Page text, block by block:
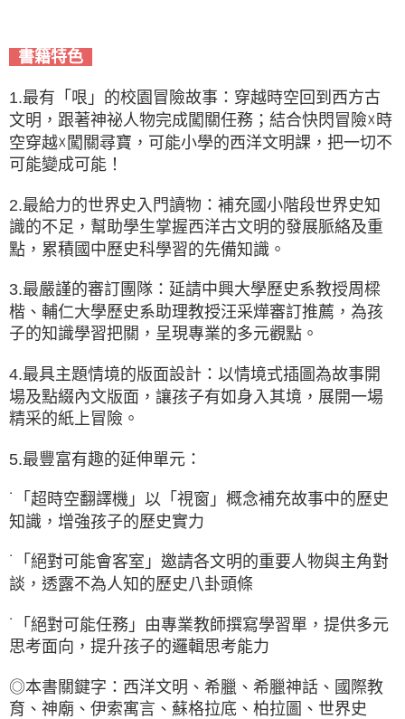
書籍特色
1.最有「哏」的校園冒險故事：穿越時空回到西方古
文明，跟著神祕人物完成闖關任務；結合快閃冒險☓時
空穿越☓闖關尋寶，可能小學的西洋文明課，把一切不
可能變成可能！
2.最給力的世界史入門讀物：補充國小階段世界史知
識的不足，幫助學生掌握西洋古文明的發展脈絡及重
點，累積國中歷史科學習的先備知識。
3.最嚴謹的審訂團隊：延請中興大學歷史系教授周樑
楷、輔仁大學歷史系助理教授汪采燁審訂推薦，為孩
子的知識學習把關，呈現專業的多元觀點。
4.最具主題情境的版面設計：以情境式插圖為故事開
場及點綴內文版面，讓孩子有如身入其境，展開一場
精采的紙上冒險。
5.最豐富有趣的延伸單元：
˙「超時空翻譯機」以「視窗」概念補充故事中的歷史
知識，增強孩子的歷史實力
˙「絕對可能會客室」邀請各文明的重要人物與主角對
談，透露不為人知的歷史八卦頭條
˙「絕對可能任務」由專業教師撰寫學習單，提供多元
思考面向，提升孩子的邏輯思考能力
◎本書關鍵字：西洋文明、希臘、希臘神話、國際教
育、神廟、伊索寓言、蘇格拉底、柏拉圖、世界史